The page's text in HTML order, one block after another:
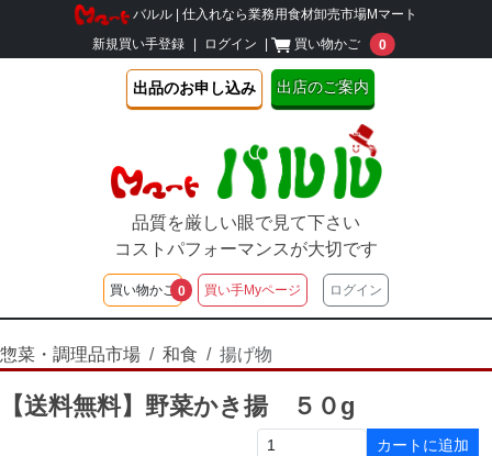
バルル | 仕入れなら業務用食材卸売市場Mマート
新規買い手登録
ログイン 買い物かご 0unread
出品のお申し込み 出店のご案内
品質を厳しい眼で見て下さい
コストパフォーマンスが大切です
買い物かご 0unread messages
買い手Myページ ログイン
惣菜・調理品市場 和食 揚げ物
【送料無料】野菜かき揚 ５０g
カートに追加